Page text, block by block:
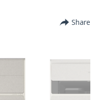
Share